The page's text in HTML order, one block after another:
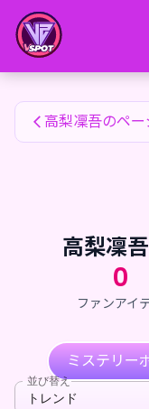
高梨凜吾のファンアイ
高梨凜吾のペー
高梨凜
0
ファンアイ
ミステリー
並び替え
トレンド
高梨凜吾のファンア